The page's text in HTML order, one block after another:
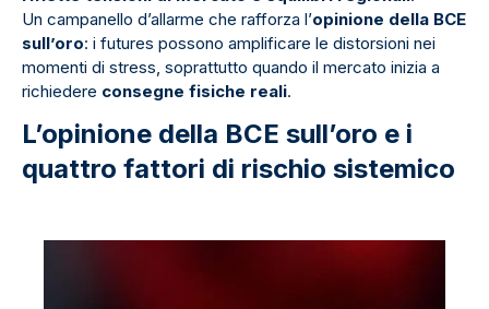
Un campanello d’allarme che rafforza l’opinione della BCE
sull’oro: i futures possono amplificare le distorsioni nei
momenti di stress, soprattutto quando il mercato inizia a
richiedere consegne fisiche reali.
L’opinione della BCE sull’oro e i
quattro fattori di rischio sistemico